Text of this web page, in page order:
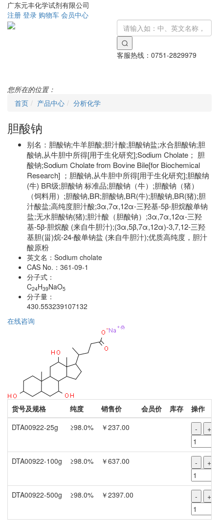
广东元丰化学试剂有限公司
注册 登录 购物车 会员中心
客服热线： 0751-2829979
您所在的位置：
首页
产品中心 分析化学
胆酸钠
别名： 胆酸钠;牛羊胆酸;胆汁酸;胆酸钠盐;水合胆酸钠;胆
酸钠,从牛胆中所得[用于生化研究];Sodium Cholate； 胆
酸钠;Sodium Cholate from Bovine Bile[for Biochemical
Research] ；胆酸钠,从牛胆中所得[用于生化研究];胆酸纳
(牛) BR级;胆酸钠 标准品;胆酸钠（牛）;胆酸钠（猪）
（饲料用）;胆酸钠,BR;胆酸钠,BR(牛);胆酸钠,BR(猪);胆
汁酸盐;高纯度胆汁酸;3α,7α,12α-三羟基-5β-胆烷酸单钠
盐;无水胆酸钠(猪);胆汁酸（胆酸钠）;3α,7α,12α-三羟
基-5β-胆烷酸 (来自牛胆汁);(3α,5β,7α,12α)-3,7,12-三羟
基胆(甾)烷-24-酸单钠盐 (来自牛胆汁);优质高纯度，胆汁
酸原粉
英文名： Sodium cholate
CAS No.： 361-09-1
分子式：
C24H39NaO5
分子量：
430.553239107132
在线咨询
货号及规格 纯度 销售价 会员价 库存
操作
DTA00922-25g
≥98.0% ￥237.00 - +
DTA00922-100g ≥98.0% ￥637.00 - +
DTA00922-500g ≥98.0% ￥2397.00 - +